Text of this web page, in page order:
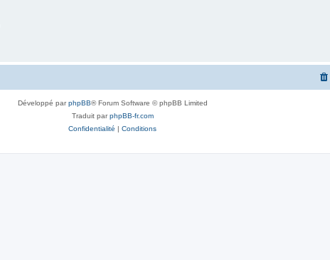
Développé parphpBB® Forum Software © phpBB Limited
Traduit parphpBB-fr.com
Confidentialité | Conditions